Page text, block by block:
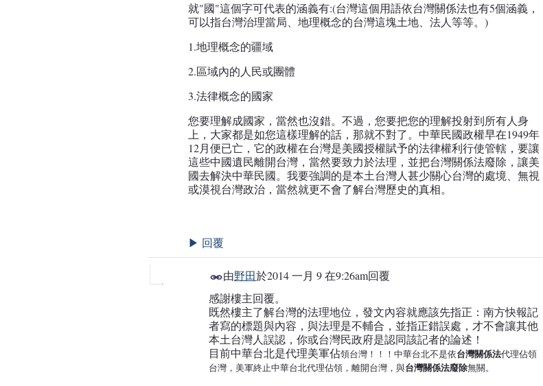
就"國"這個字可代表的涵義有:(台灣這個用語依台灣關係法也有5個涵義，
可以指台灣治理當局、地理概念的台灣這塊土地、法人等等。)
1.地理概念的疆域
2.區域內的人民或團體
3.法律概念的國家
您要理解成國家，當然也沒錯。不過，您要把您的理解投射到所有人身
上，大家都是如您這樣理解的話，那就不對了。中華民國政權早在1949年
12月便已亡，它的政權在台灣是美國授權賦予的法律權利行使管轄，要讓
這些中國遺民離開台灣，當然要致力於法理，並把台灣關係法廢除，讓美
國去解決中華民國。我要強調的是本土台灣人甚少關心台灣的處境、無視
或漠視台灣政治，當然就更不會了解台灣歷史的真相。
▶ 回覆
由野田於2014 一月 9 在9:26am回覆
感謝樓主回覆。
既然樓主了解台灣的法理地位，發文內容就應該先指正： 南方快報記
者寫的標題與內容，與法理是不輔合，並指正錯誤處，才不會讓其他
本土台灣人誤認，你或台灣民政府是認同該記者的論述！
目前中華台北是代理美軍佔領台灣！！！中華台北不是依台灣關係法代理佔領
台灣，美軍終止中華台北代理佔領，離開台灣，與台灣關係法廢除無關。